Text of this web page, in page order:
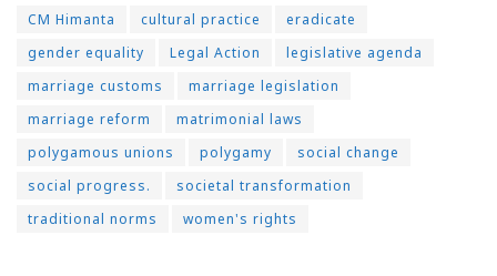
CM Himanta
cultural practice
eradicate
gender equality
Legal Action
legislative agenda
marriage customs
marriage legislation
marriage reform
matrimonial laws
polygamous unions
polygamy
social change
social progress.
societal transformation
traditional norms
women's rights